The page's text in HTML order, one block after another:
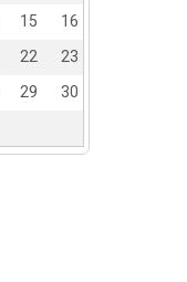
15
16
22
23
29
30